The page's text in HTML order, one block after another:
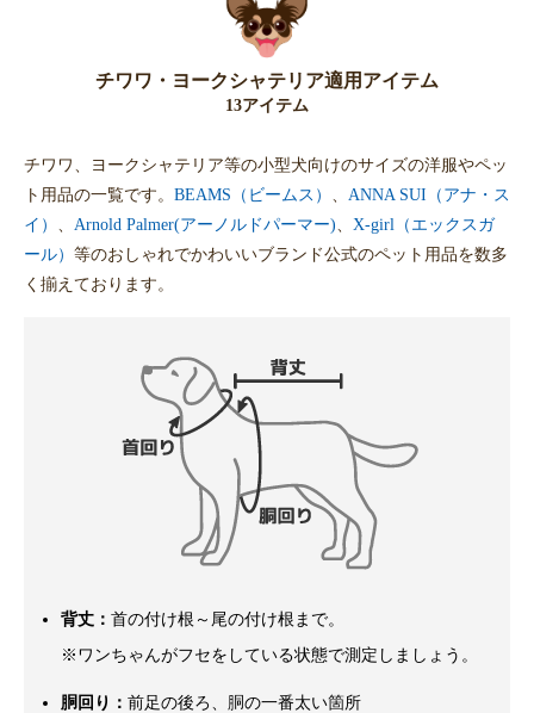
チワワ・ヨークシャテリア適用アイテム
13アイテム
チワワ、ヨークシャテリア等の小型犬向けのサイズの洋服やペッ
ト用品の一覧です。 BEAMS（ビームス）
ANNA SUI（アナ・ス
イ）
Arnold Palmer(アーノルドパーマー)
X-girl（エックスガ
ール） 等のおしゃれでかわいいブランド公式のペット用品を数多
く揃えております。
背丈： 首の付け根～尾の付け根まで。
※ワンちゃんがフセをしている状態で測定しましょう。
胴回り： 前足の後ろ、胴の一番太い箇所